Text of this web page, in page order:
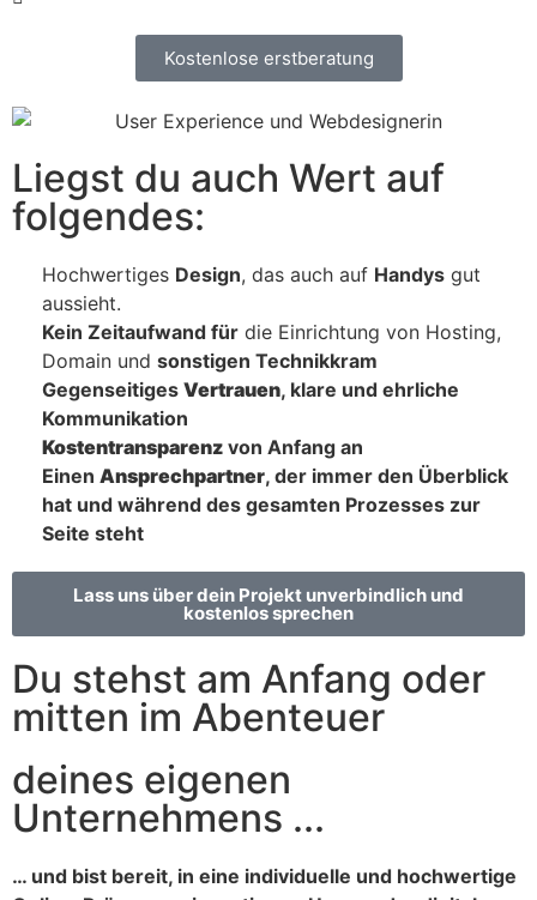
Kostenlose erstberatung
Liegst du auch Wert auf
folgendes:
Hochwertiges Design, das auch auf Handys gut
aussieht.
Kein Zeitaufwand für die Einrichtung von Hosting,
Domain und sonstigen Technikkram
Gegenseitiges Vertrauen, klare und ehrliche
Kommunikation
Kostentransparenz von Anfang an
Einen Ansprechpartner, der immer den Überblick
hat und während des gesamten Prozesses zur
Seite steht
Lass uns über dein Projekt unverbindlich und
kostenlos sprechen
Du stehst am Anfang oder
mitten im Abenteuer
deines eigenen
Unternehmens ...
… und bist bereit, in eine individuelle und hochwertige